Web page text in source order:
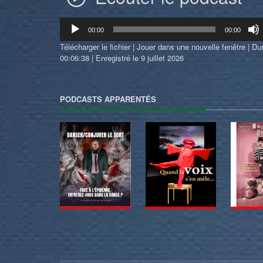
Lecteur
audio
00:00 00:00
Télécharger le fichier| Jouer dans une nouvelle fenêtre |
00:06:38 | Enregistré le 9 juillet 2026
PODCASTS APPARENTÉS